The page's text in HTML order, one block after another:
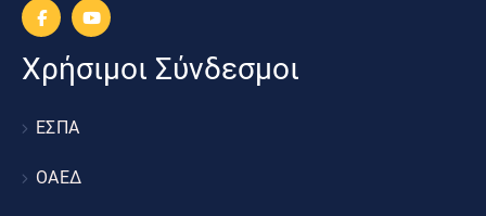
Χρήσιμοι Σύνδεσμοι
ΕΣΠΑ
ΟΑΕΔ